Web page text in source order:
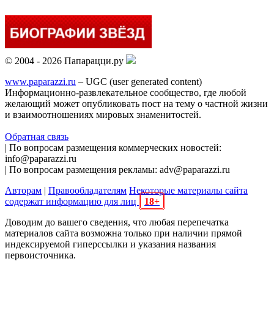
© 2004 - 2026 Папарацци.ру
www.paparazzi.ru – UGC (user generated content)
Информационно-развлекательное сообщество, где любой
желающий может опубликовать пост на тему о частной жизни
и взаимоотношениях мировых знаменитостей.
Обратная связь
| По вопросам размещения коммерческих новостей:
info@paparazzi.ru
| По вопросам размещения рекламы: adv@paparazzi.ru
Авторам | Правообладателям Некоторые материалы сайта
содержат информацию для лиц
18+
Доводим до вашего сведения, что любая перепечатка
материалов сайта возможна только при наличии прямой
индексируемой гиперссылки и указания названия
первоисточника.